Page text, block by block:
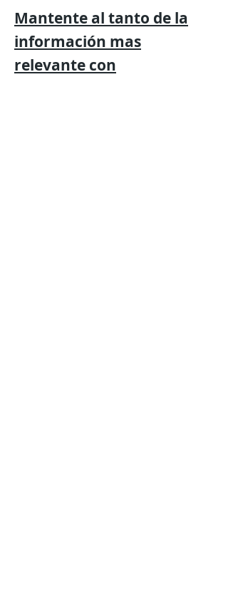
Mantente al tanto de la
información mas
relevante con